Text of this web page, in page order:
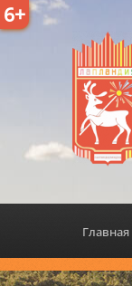
6+
Главная